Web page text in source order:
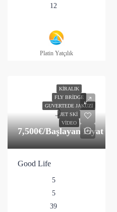
12
Platin Yatçılık
KIRALIK
FLY BRIDGE
GUVERTEDE JAKUZI
JET SKI
VIDEO
7,500€/Başlayan Fiyat
Good Life
5
5
39